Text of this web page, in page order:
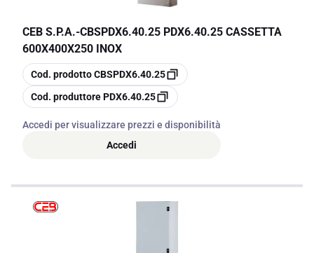
CEB S.P.A.-CBSPDX6.40.25 PDX6.40.25 CASSETTA
600X400X250 INOX
copia
Cod. prodottoCBSPDX6.40.25
copia
Cod. produttorePDX6.40.25
Accedi per visualizzare prezzi e disponibilità
Accedi